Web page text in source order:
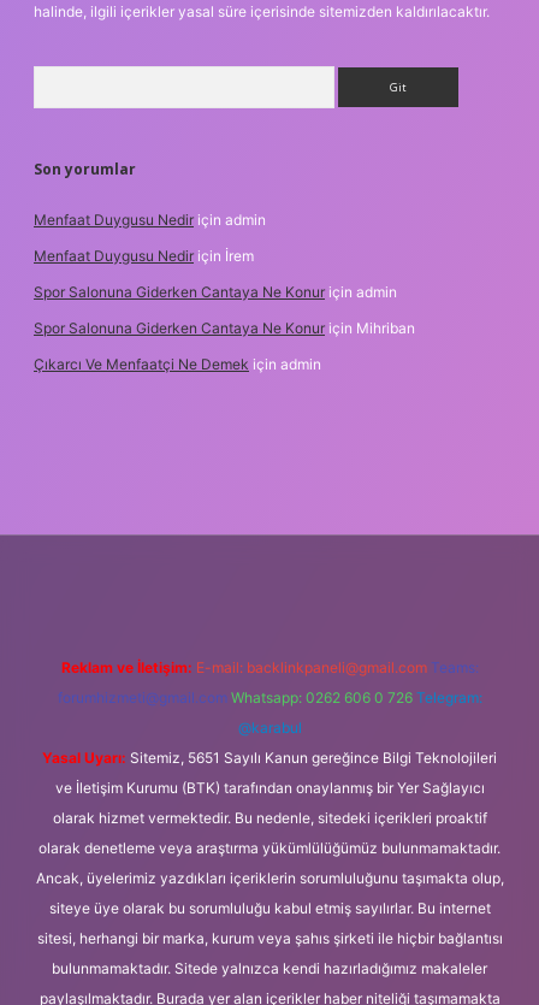
halinde, ilgili içerikler yasal süre içerisinde sitemizden kaldırılacaktır.
Son yorumlar
Menfaat Duygusu Nedir için admin
Menfaat Duygusu Nedir için İrem
Spor Salonuna Giderken Cantaya Ne Konur için admin
Spor Salonuna Giderken Cantaya Ne Konur için Mihriban
Çıkarcı Ve Menfaatçi Ne Demek için admin
Reklam ve İletişim: E-mail: backlinkpaneli@gmail.com Teams:
forumhizmeti@gmail.com Whatsapp: 0262 606 0 726 Telegram:
@karabul
Yasal Uyarı: Sitemiz, 5651 Sayılı Kanun gereğince Bilgi Teknolojileri
ve İletişim Kurumu (BTK) tarafından onaylanmış bir Yer Sağlayıcı
olarak hizmet vermektedir. Bu nedenle, sitedeki içerikleri proaktif
olarak denetleme veya araştırma yükümlülüğümüz bulunmamaktadır.
Ancak, üyelerimiz yazdıkları içeriklerin sorumluluğunu taşımakta olup,
siteye üye olarak bu sorumluluğu kabul etmiş sayılırlar. Bu internet
sitesi, herhangi bir marka, kurum veya şahıs şirketi ile hiçbir bağlantısı
bulunmamaktadır. Sitede yalnızca kendi hazırladığımız makaleler
paylaşılmaktadır. Burada yer alan içerikler haber niteliği taşımamakta